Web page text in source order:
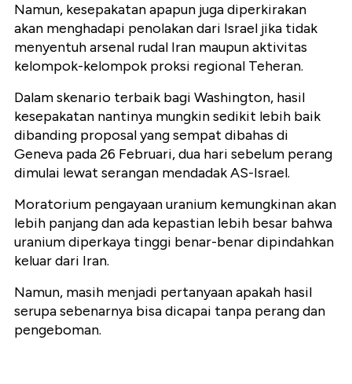
Namun, kesepakatan apapun juga diperkirakan
akan menghadapi penolakan dari Israel jika tidak
menyentuh arsenal rudal Iran maupun aktivitas
kelompok-kelompok proksi regional Teheran.
Dalam skenario terbaik bagi Washington, hasil
kesepakatan nantinya mungkin sedikit lebih baik
dibanding proposal yang sempat dibahas di
Geneva pada 26 Februari, dua hari sebelum perang
dimulai lewat serangan mendadak AS-Israel.
Moratorium pengayaan uranium kemungkinan akan
lebih panjang dan ada kepastian lebih besar bahwa
uranium diperkaya tinggi benar-benar dipindahkan
keluar dari Iran.
Namun, masih menjadi pertanyaan apakah hasil
serupa sebenarnya bisa dicapai tanpa perang dan
pengeboman.